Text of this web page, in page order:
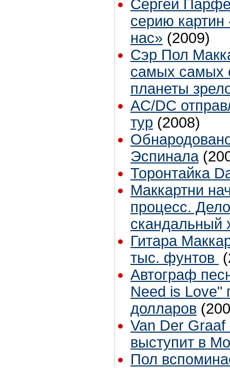
Сергей
серию картин
нас» (2009)
Сэр Пол
самых самых
планеты
AC/DC
тур (2008)
Эспинала
Торонтайка
Маккартни
процесс.
скандальный
Гитара
тыс. фунтов
Автограф
Need is Love"
долларов
Van Der
выступит в
Пол